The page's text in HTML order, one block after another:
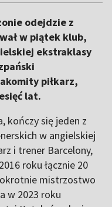
odejdzie z
w piątek klub,
ekstraklasy
piłkarz,
lat.
kończy się jeden z
w angielskiej
i trener Barcelony,
roku łącznie 20
mistrzostwo
w 2023 roku